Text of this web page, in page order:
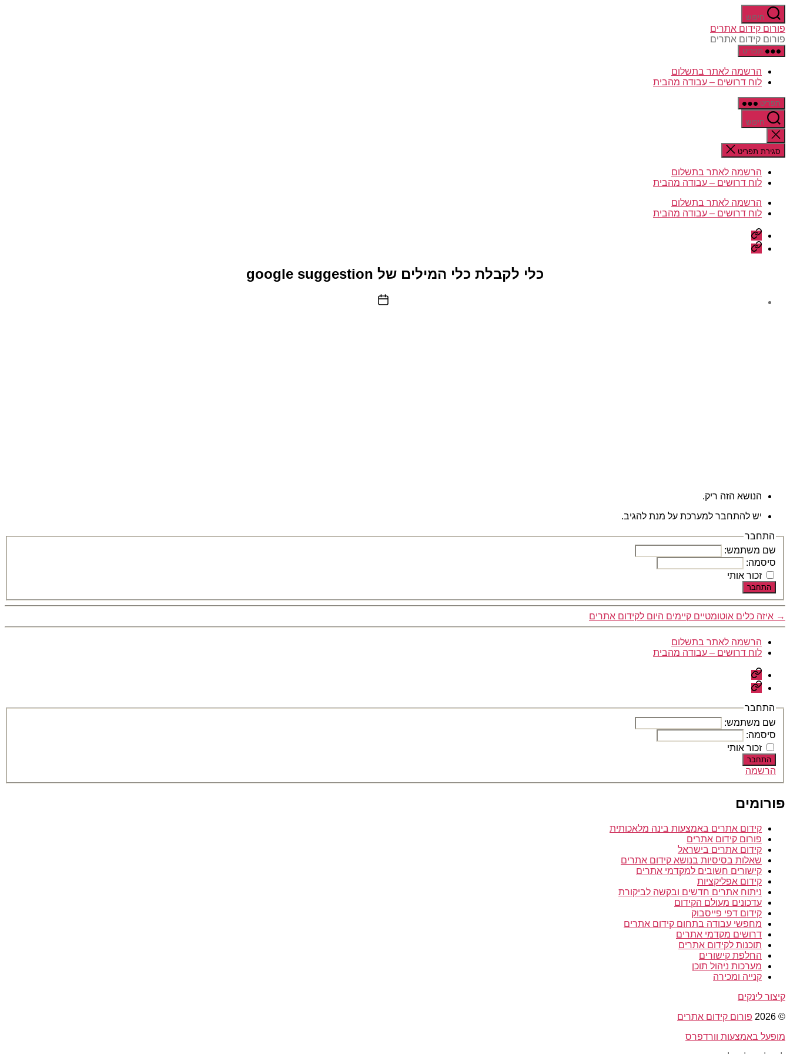
דלג
לתוכן חיפוש
פורום קידום אתרים
פורום קידום אתרים
תפריט
הרשמה לאתר בתשלום
לוח דרושים – עבודה מהבית
תפריט
חיפוש
סגירת
החיפוש
סגירת תפריט
הרשמה לאתר בתשלום
לוח דרושים – עבודה מהבית
הרשמה לאתר בתשלום
לוח דרושים – עבודה מהבית
הרשמה
לאתר
בתשלום
לוח
דרושים
כלי לקבלת כלי המילים של google suggestion
תאריך
הנושא הזה ריק.
יש להתחבר למערכת על מנת להגיב.
התחבר
שם משתמש:
סיסמה:
זכור אותי
התחבר
→ איזה כלים אוטומטיים קיימים היום לקידום אתרים
הרשמה לאתר בתשלום
לוח דרושים – עבודה מהבית
הרשמה
לאתר
בתשלום
לוח
דרושים
–
מהבית
התחבר
שם משתמש:
סיסמה:
זכור אותי
התחבר
הרשמה
פורומים
קידום אתרים באמצעות בינה מלאכותית
פורום קידום אתרים
קידום אתרים בישראל
שאלות בסיסיות בנושא קידום אתרים
קישורים חשובים למקדמי אתרים
קידום אפליקציות
ניתוח אתרים חדשים ובקשה לביקורת
עדכונים מעולם הקידום
קידום דפי פייסבוק
מחפשי עבודה בתחום קידום אתרים
דרושים מקדמי אתרים
תוכנות לקידום אתרים
החלפת קישורים
מערכות ניהול תוכן
קנייה ומכירה
קיצור לינקים
© 2026
פורום קידום אתרים
מופעל באמצעות וורדפרס